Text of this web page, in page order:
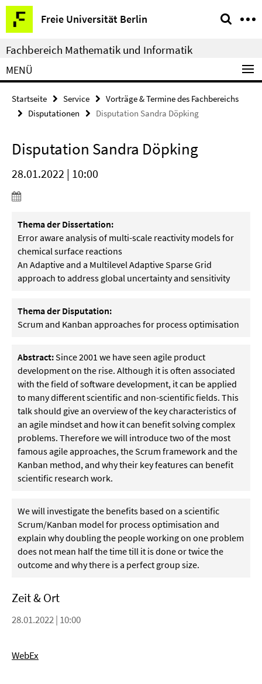
Springe
direkt
zu
Inhalt
Freie Universität Berlin
Service-
Navigation
Fachbereich Mathematik und Informatik
MENÜ
Startseite Service
Vorträge & Termine des Fachbereichs
Disputationen
Disputation Sandra Döpking
Disputation Sandra Döpking
28.01.2022 | 10:00
Thema der Dissertation:
Error aware analysis of multi-scale reactivity models for
chemical surface reactions
An Adaptive and a Multilevel Adaptive Sparse Grid
approach to address global uncertainty and sensitivity
Thema der Disputation:
Scrum and Kanban approaches for process optimisation
Abstract:Since 2001 we have seen agile product
development on the rise. Although it is often associated
with the field of software development, it can be applied
to many different scientific and non-scientific fields. This
talk should give an overview of the key characteristics of
an agile mindset and how it can benefit solving complex
problems. Therefore we will introduce two of the most
famous agile approaches, the Scrum framework and the
Kanban method, and why their key features can benefit
scientific research work.
We will investigate the benefits based on a scientific
Scrum/Kanban model for process optimisation and
explain why doubling the people working on one problem
does not mean half the time till it is done or twice the
outcome and why there is a perfect group size.
Zeit & Ort
28.01.2022 | 10:00
WebEx